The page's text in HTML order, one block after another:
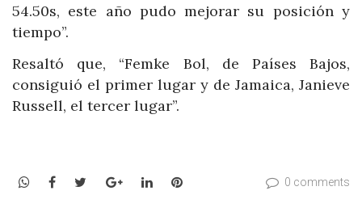
54.50s, este año pudo mejorar su posición y
tiempo”.
Resaltó que, “Femke Bol, de Países Bajos,
consiguió el primer lugar y de Jamaica, Janieve
Russell, el tercer lugar”.
WhatsApp
Facebook
TwitterGoogle+LinkedInPinterest 0 comments